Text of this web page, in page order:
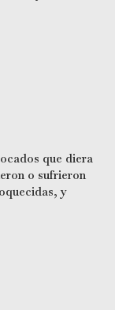
que diera
o sufrieron
y